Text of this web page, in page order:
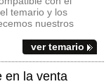
temario y los
nuestros
ver temario
en la venta